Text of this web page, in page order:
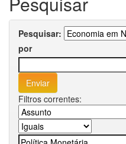
Pesquisar:
por
Filtros correntes: